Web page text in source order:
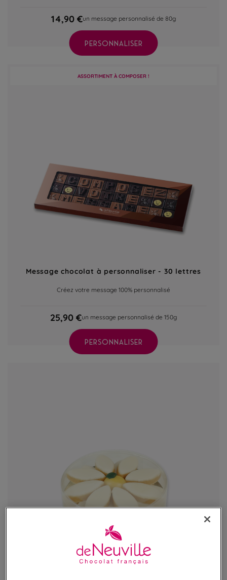
14,90 €un message personnalisé de 80g
PERSONNALISER
ASSORTIMENT À COMPOSER !
Message chocolat à personnaliser - 30 lettres
Créez votre message 100% personnalisé
25,90 €un message personnalisé de 150g
PERSONNALISER